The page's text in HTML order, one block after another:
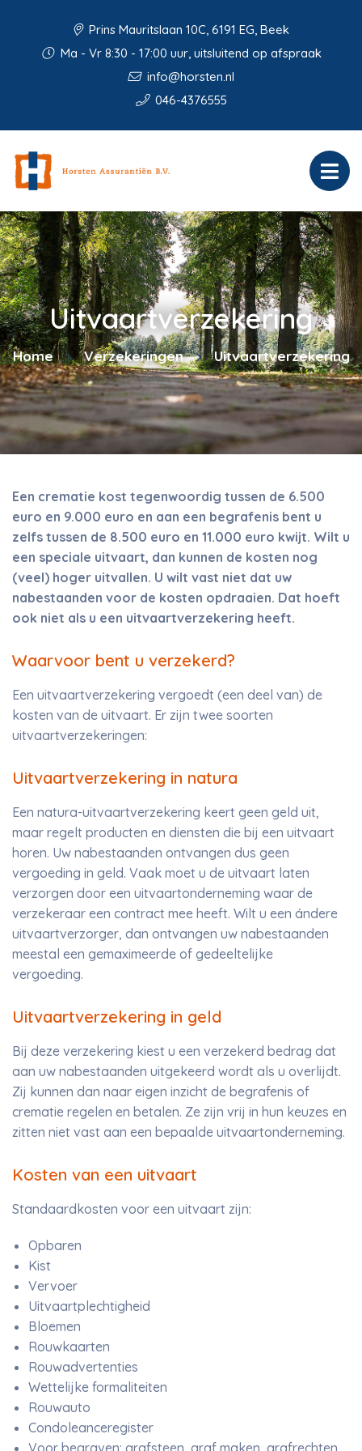
Prins Mauritslaan 10C, 6191 EG, Beek
Ma - Vr 8:30 - 17:00 uur, uitsluitend op afspraak
info@horsten.nl
046-4376555
Uitvaartverzekering
Home Verzekeringen Uitvaartverzekering
Een crematie kost tegenwoordig tussen de 6.500
euro en 9.000 euro en aan een begrafenis bent u
zelfs tussen de 8.500 euro en 11.000 euro kwijt. Wilt u
een speciale uitvaart, dan kunnen de kosten nog
(veel) hoger uitvallen. U wilt vast niet dat uw
nabestaanden voor de kosten opdraaien. Dat hoeft
ook niet als u een uitvaartverzekering heeft.
Waarvoor bent u verzekerd?
Een uitvaartverzekering vergoedt (een deel van) de
kosten van de uitvaart. Er zijn twee soorten
uitvaartverzekeringen:
Uitvaartverzekering in natura
Een natura-uitvaartverzekering keert geen geld uit,
maar regelt producten en diensten die bij een uitvaart
horen. Uw nabestaanden ontvangen dus geen
vergoeding in geld. Vaak moet u de uitvaart laten
verzorgen door een uitvaartonderneming waar de
verzekeraar een contract mee heeft. Wilt u een ándere
uitvaartverzorger, dan ontvangen uw nabestaanden
meestal een gemaximeerde of gedeeltelijke
vergoeding.
Uitvaartverzekering in geld
Bij deze verzekering kiest u een verzekerd bedrag dat
aan uw nabestaanden uitgekeerd wordt als u overlijdt.
Zij kunnen dan naar eigen inzicht de begrafenis of
crematie regelen en betalen. Ze zijn vrij in hun keuzes en
zitten niet vast aan een bepaalde uitvaartonderneming.
Kosten van een uitvaart
Standaardkosten voor een uitvaart zijn:
Opbaren
Kist
Vervoer
Uitvaartplechtigheid
Bloemen
Rouwkaarten
Rouwadvertenties
Wettelijke formaliteiten
Rouwauto
Condoleanceregister
Voor begraven: grafsteen, graf maken, grafrechten